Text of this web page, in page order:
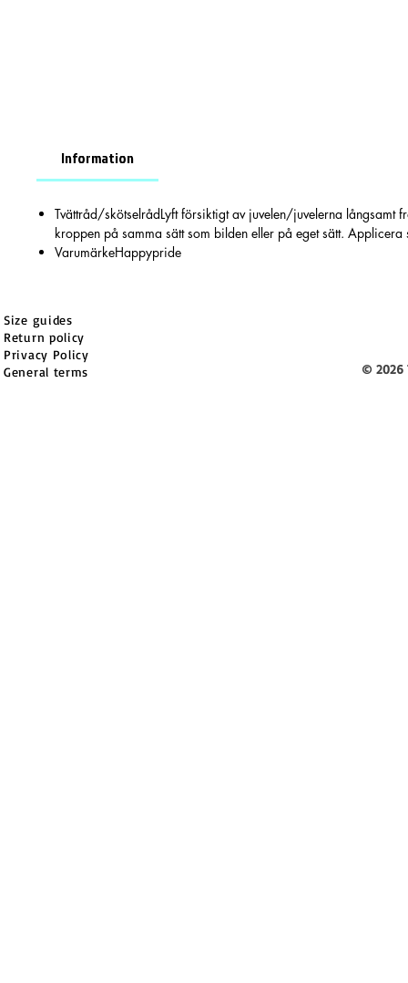
Information
Tvättråd/skötselrådLyft försiktigt av juvelen/juvelerna
kroppen på samma sätt som bilden eller på eget sätt.
VarumärkeHappypride
Size guides
Return policy
Privacy Policy
General terms
© 2026